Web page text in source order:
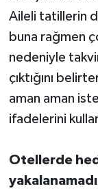
Aileli tatillerin
buna rağmen
nedeniyle
çıktığını
aman aman
ifadelerini
Otellerde
yakalanamadı